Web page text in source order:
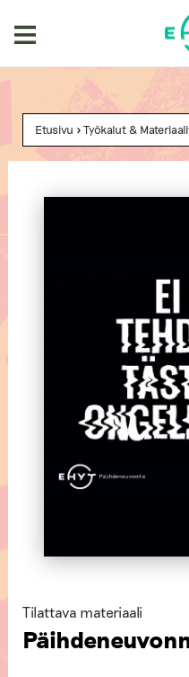
Etusivu >Työkalut &
Tilattava materiaali